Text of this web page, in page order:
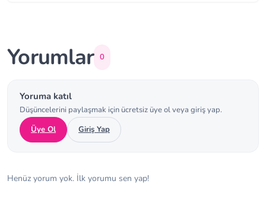
Yorumlar 0
Yoruma katıl
Düşüncelerini paylaşmak için ücretsiz üye ol veya giriş yap.
Üye Ol
Giriş Yap
Henüz yorum yok. İlk yorumu sen yap!
Çin Takvimi